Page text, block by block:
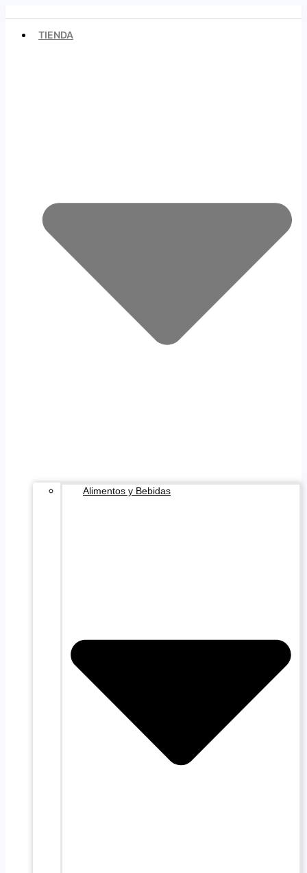
contenidoTIENDA
Alimentos y Bebidas